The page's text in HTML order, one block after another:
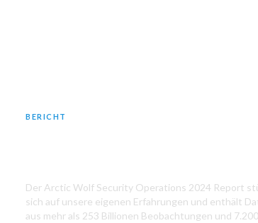
BERICHT
Der Arctic Wolf Security Operations 2024 Report
sich auf unsere eigenen Erfahrungen und enthält
aus mehr als 253 Billionen Beobachtungen und 7.200